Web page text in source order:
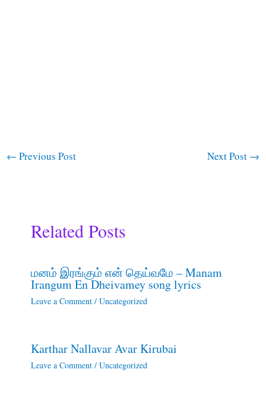
← Previous Post Next Post →
Related Posts
மனம் இரங்கும் என் தெய்வமே – Manam
Irangum En Dheivamey song lyrics
Leave a Comment / Uncategorized
Karthar Nallavar Avar Kirubai
Leave a Comment / Uncategorized